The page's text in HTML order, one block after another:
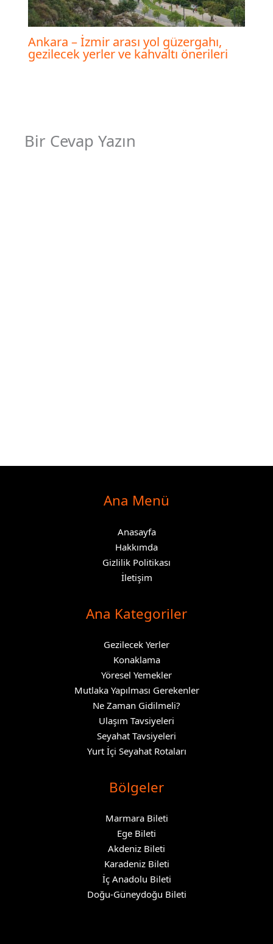
Ankara – İzmir arası yol güzergahı,
gezilecek yerler ve kahvaltı önerileri
Bir Cevap Yazın
Ana Menü
Anasayfa
Hakkımda
Gizlilik Politikası
İletişim
Ana Kategoriler
Gezilecek Yerler
Konaklama
Yöresel Yemekler
Mutlaka Yapılması Gerekenler
Ne Zaman Gidilmeli?
Ulaşım Tavsiyeleri
Seyahat Tavsiyeleri
Yurt İçi Seyahat Rotaları
Bölgeler
Marmara Bileti
Ege Bileti
Akdeniz Bileti
Karadeniz Bileti
İç Anadolu Bileti
Doğu-Güneydoğu Bileti